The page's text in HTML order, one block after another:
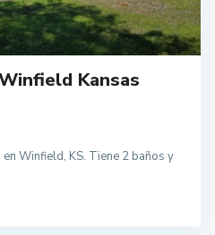
Kansas
Winfield, KS. Tiene 2 baños y